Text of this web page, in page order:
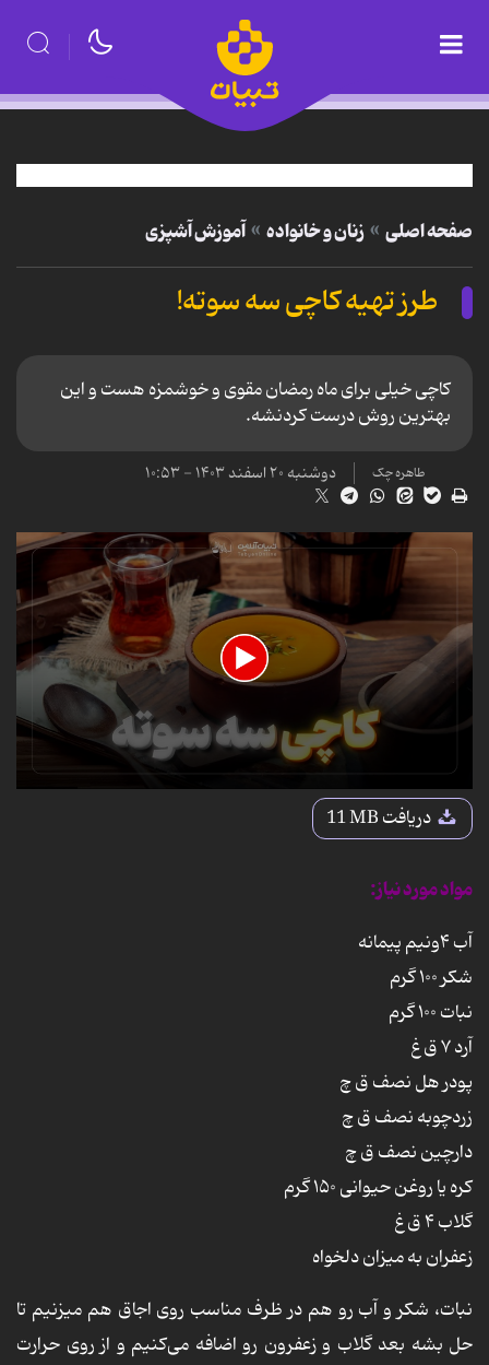
صفحه اصلی زنان و خانواده آموزش آشپزی
طرز تهیه کاچی سه سوته!
کاچی خیلی برای ماه رمضان مقوی و خوشمزه هست و این
بهترین روش درست کردنشه.
طاهره چک دوشنبه ۲۰ اسفند ۱۴۰۳ - ۱۰:۵۳
0
دریافت11 MB
مواد مورد نیاز:
آب ۴ونیم پیمانه
شکر ۱۰۰ گرم
نبات ۱۰۰ گرم
آرد ۷ ق غ
پودر هل نصف ق چ
زردچوبه نصف ق چ
دارچین نصف ق چ
کره یا روغن حیوانی ۱۵۰ گرم
گلاب ۴ ق غ
زعفران به میزان دلخواه
نبات، شکر و آب رو هم در ظرف مناسب روی اجاق هم میزنیم تا
حل بشه بعد گلاب و زعفرون رو اضافه می‌کنیم و از روی حرارت